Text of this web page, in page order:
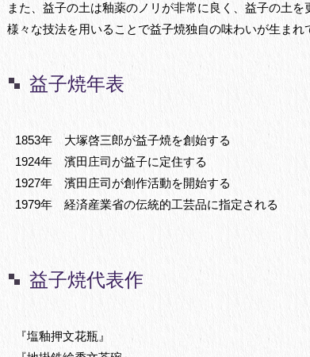
また、益子の土は釉薬のノリが非常に良く、益子の土を
様々な技法を用いることで益子焼独自の味わいが生まれ
益子焼年表
1853年 大塚啓三郎が益子焼を創始する
1924年 濱田庄司が益子に定住する
1927年 濱田庄司が創作活動を開始する
1979年 経済産業省の伝統的工芸品に指定される
益子焼代表作
『塩釉押文花瓶』